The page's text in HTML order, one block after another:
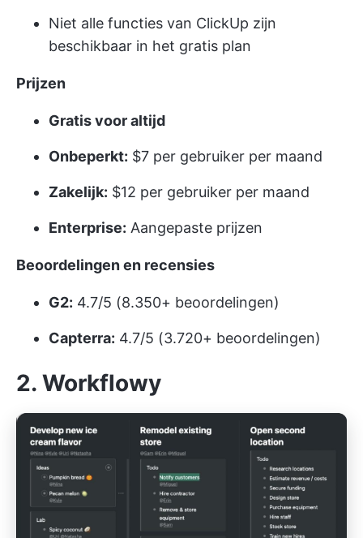
Niet alle functies van ClickUp zijn
beschikbaar in het gratis plan
Prijzen
Gratis voor altijd
Onbeperkt: $7 per gebruiker per maand
Zakelijk: $12 per gebruiker per maand
Enterprise: Aangepaste prijzen
Beoordelingen en recensies
G2: 4.7/5 (8.350+ beoordelingen)
Capterra: 4.7/5 (3.720+ beoordelingen)
2. Workflowy